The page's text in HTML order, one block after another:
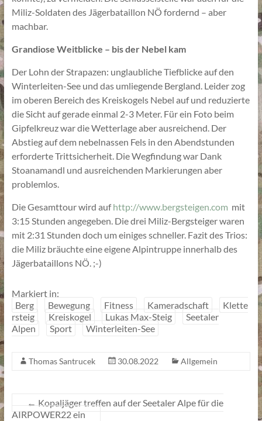
Miliz-Soldaten des Jägerbataillon NÖ fordernd – aber
machbar.
Grandiose Weitblicke – bis der Nebel kam
Der Lohn der Strapazen: unglaubliche Tiefblicke auf den
Winterleiten-See und das umliegende Bergland. Leider zog
im oberen Bereich des Kreiskogels Nebel auf und reduzierte
die Sicht auf gerade einmal 2-3 Meter. Für ein Foto beim
Gipfelkreuz war die Wetterlage aber ausreichend. Der
Abstieg auf dem nebelnassen Fels in den Abendstunden
erforderte Trittsicherheit. Die Wegfindung war Dank
Stoanamandl und ausreichenden Markierungen aber
problemlos.
Die Gesamttour wird aufhttp://www.bergsteigen.com mit
3:15 Stunden angegeben. Die drei Miliz-Bergsteiger waren
mit 2:31 Stunden doch um einiges schneller. Fazit des Trios:
die Miliz bräuchte eine eigene Alpintruppe innerhalb des
Jägerbataillons NÖ. ;-)
Markiert in:
Berg
Bewegung Fitness Kameradschaft
Klette
rsteig
Kreiskogel Lukas Max-Steig
Seetaler
Alpen
Sport Winterleiten-See
Thomas Santrucek 30.08.2022 Allgemein
← Kopaljäger treffen auf der Seetaler Alpe für die
AIRPOWER22 ein